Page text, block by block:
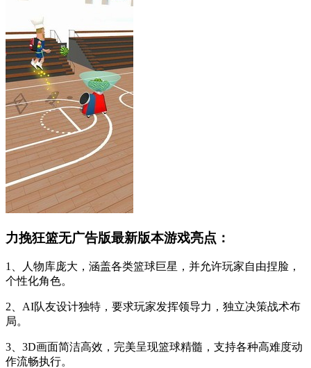
力挽狂篮无广告版最新版本游戏亮点：
1、人物库庞大，涵盖各类篮球巨星，并允许玩家自由捏脸，
个性化角色。
2、AI队友设计独特，要求玩家发挥领导力，独立决策战术布
局。
3、3D画面简洁高效，完美呈现篮球精髓，支持各种高难度动
作流畅执行。